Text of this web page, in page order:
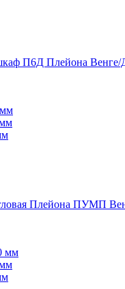
П6Д Плейона Венге/
Плейона ПУМП
мм